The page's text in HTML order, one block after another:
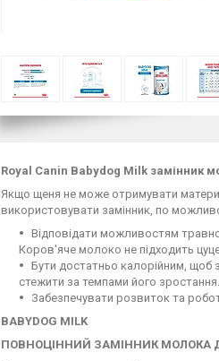
Royal Canin Babydog Milk замінник
Якщо щеня не може отримувати
використовувати замінник, по
Відповідати можливостям
Коров'яче молоко не підходить
Бути достатньо калорійним, щоб
стежити за темпами його зростання.
Забезпечувати розвиток та
BABYDOG MILK
ПОВНОЦІННИЙ ЗАМІННИК